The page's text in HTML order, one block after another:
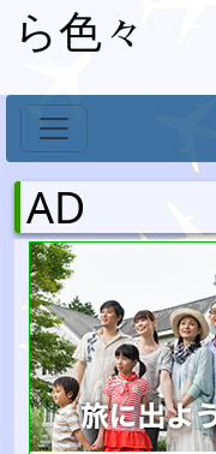
ら色々
AD